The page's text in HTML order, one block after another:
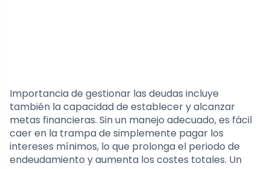
Importancia de gestionar las deudas incluye
también la capacidad de establecer y alcanzar
metas financieras. Sin un manejo adecuado, es fácil
caer en la trampa de simplemente pagar los
intereses mínimos, lo que prolonga el periodo de
endeudamiento y aumenta los costes totales. Un